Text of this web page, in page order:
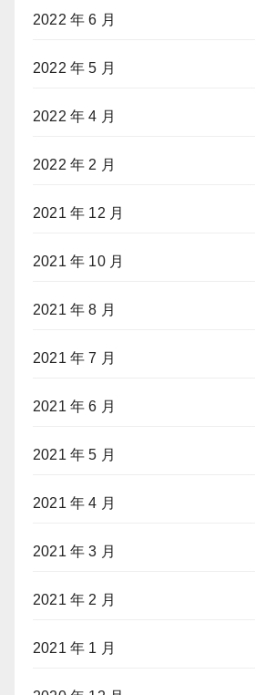
2022 年 6 月
2022 年 5 月
2022 年 4 月
2022 年 2 月
2021 年 12 月
2021 年 10 月
2021 年 8 月
2021 年 7 月
2021 年 6 月
2021 年 5 月
2021 年 4 月
2021 年 3 月
2021 年 2 月
2021 年 1 月